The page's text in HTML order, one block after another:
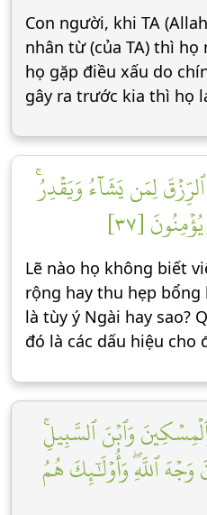
Con người, khi TA
nhân từ (của TA) thì
họ gặp điều xấu do
gây ra trước kia thì họ
لِمَن يَشَآءُ وَيَقۡدِرُۚ
[٣٧]
Lẽ nào họ không biết
rộng hay thu hẹp
là tùy ý Ngài hay sao?
đó là các dấu hiệu
وَٱبۡنَ ٱلسَّبِيلِۚ
ٱللَّهِۖ وَأُوْلَٰٓئِكَ هُمُ